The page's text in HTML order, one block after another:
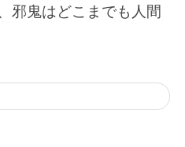
邪鬼はどこまでも人間